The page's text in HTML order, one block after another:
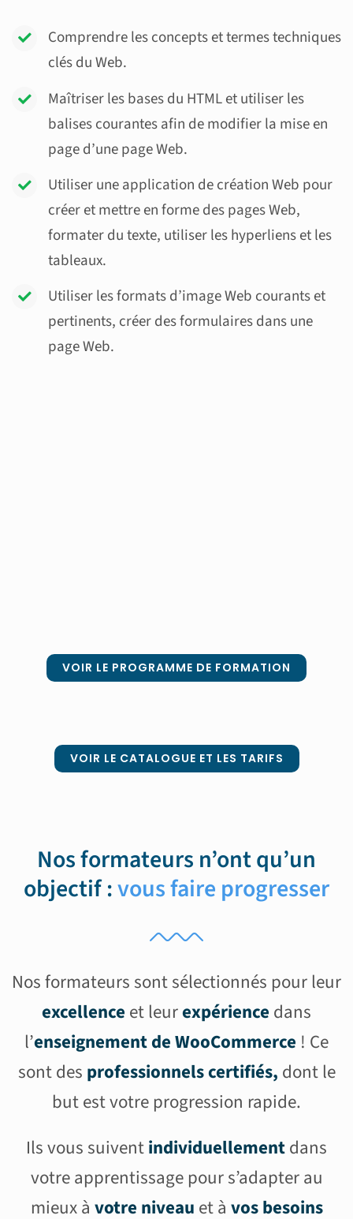
Comprendre les concepts et termes techniques
clés du Web.
Maîtriser les bases du HTML et utiliser les
balises courantes afin de modifier la mise en
page d’une page Web.
Utiliser une application de création Web pour
créer et mettre en forme des pages Web,
formater du texte, utiliser les hyperliens et les
tableaux.
Utiliser les formats d’image Web courants et
pertinents, créer des formulaires dans une
page Web.
VOIR LE PROGRAMME DE FORMATION
VOIR LE CATALOGUE ET LES TARIFS
Nos formateurs n’ont qu’un
objectif :vous faire progresser
Nos formateurs sont sélectionnés pour leur
excellence et leurexpérience dans
l’enseignement de WooCommerce ! Ce
sont des professionnels certifiés, dont le
but est votre progression rapide.
Ils vous suiventindividuellementdans
votre apprentissage pour s’adapter au
mieux à votre niveau et à vos besoins